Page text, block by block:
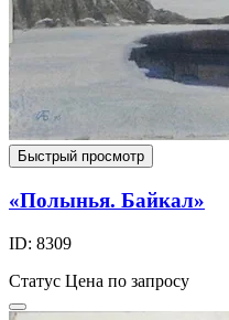
Быстрый просмотр
«Полынья. Байкал»
ID: 8309
Статус Цена по запросу